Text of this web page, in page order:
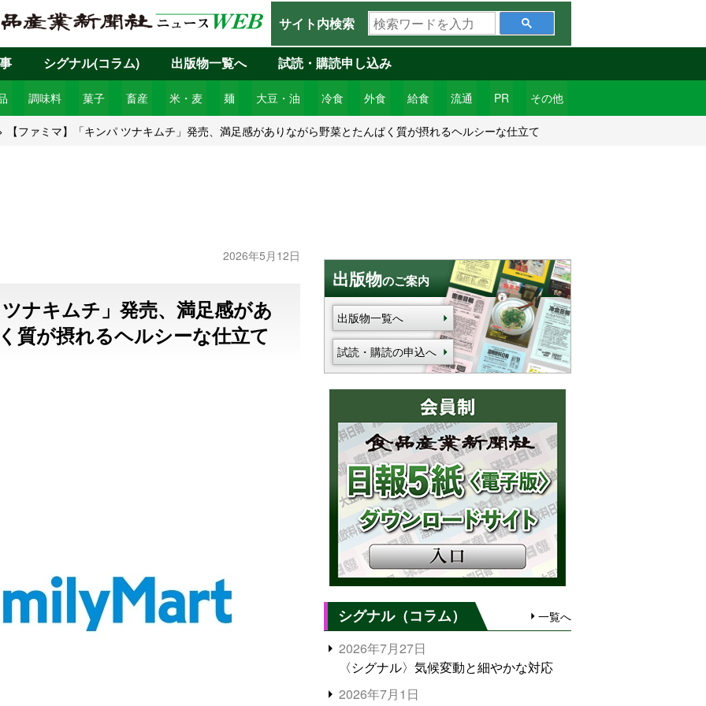
サイト内検索
検
索
ワ
ー
ド
を
入
調味料 菓子 畜産 米・麦 麺 大豆・油 冷食 外食 給食 流通 PR その他
シグナル(コラム) 出版物一覧へ 試読・購読申し込み
【ファミマ】「キンパ ツナキムチ」発売、満足感がありながら野菜とたんぱく質が摂れるヘルシーな仕立て
2026年5月12日
ナキムチ」発売、満足感があ
質が摂れるヘルシーな仕立て
出版物のご案内
出版物一覧へ
試読・購読の申込へ
シグナル（コラム） 一覧へ
2026年7月27日
〈シグナル〉気候変動と細やかな対応
2026年7月1日